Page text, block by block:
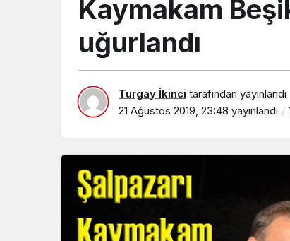
Kaymakam
uğurlandı
Turgay İkinci tarafından yayınlandı
21 Ağustos 2019, 23:48 yayınlandı